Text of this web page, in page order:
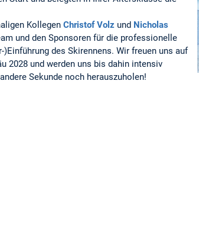
Kollegen Christof Volz und Nicholas
und den Sponsoren für die professionelle
)Einführung des Skirennens. Wir freuen uns auf
2028 und werden uns bis dahin intensiv
Sekunde noch herauszuholen!